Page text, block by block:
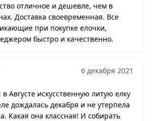
отличное и дешевле, чем в
Доставка своевременная. Все
при покупке елочки,
быстро и качественно.
6 декабря 2021
в Августе искусственную литую елку
дождалась декабря и не утерпела
Какая она классная! И собирать